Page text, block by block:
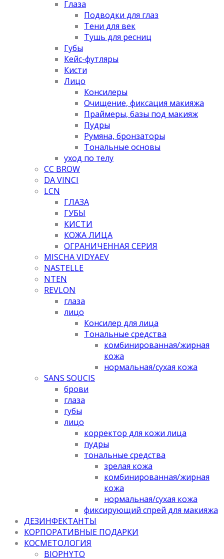
Глаза
Подводки для глаз
Тени для век
Тушь для ресниц
Губы
Кейс-футляры
Кисти
Лицо
Консилеры
Очищение, фиксация макияжа
Праймеры, базы под макияж
Пудры
Румяна, бронзаторы
Тональные основы
уход по телу
CC BROW
DA VINCI
LCN
ГЛАЗА
ГУБЫ
КИСТИ
КОЖА ЛИЦА
ОГРАНИЧЕННАЯ СЕРИЯ
MISCHA VIDYAEV
NASTELLE
NTEN
REVLON
глаза
лицо
Консилер для лица
Тональные средства
комбинированная/жирная
кожа
нормальная/cухая кожа
SANS SOUCIS
брови
глаза
губы
лицо
корректор для кожи лица
пудры
тональные средства
зрелая кожа
комбинированная/жирная
кожа
нормальная/cухая кожа
фиксирующий спрей для макияжа
ДЕЗИНФЕКТАНТЫ
КОРПОРАТИВНЫЕ ПОДАРКИ
КОСМЕТОЛОГИЯ
BIOPHYTO